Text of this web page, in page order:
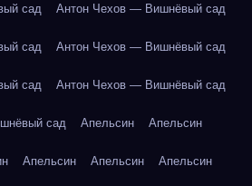
сад Антон Чехов — Вишнёвый сад
сад Антон Чехов — Вишнёвый сад
сад Антон Чехов — Вишнёвый сад
сад Апельсин Апельсин
Апельсин Апельсин Апельсин